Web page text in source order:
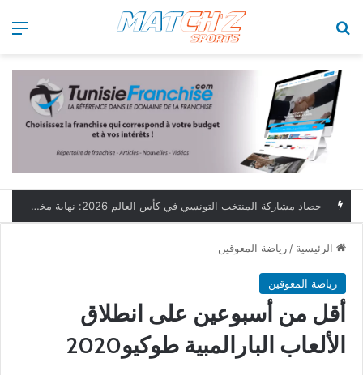
كأس العالم 2026: تونس تبحث عن حفظ ماء الوجه أمام هولندا
الرئيسية / رياضة المعوقين
رياضة المعوقين
أقل من أسبوعين على انطلاق
الألعاب البارالمبية طوكيو2020